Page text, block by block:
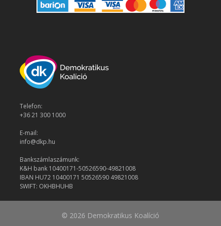
Telefon:
+36 21 300 1000
E-mail:
info@dkp.hu
Bankszámlaszámunk:
K&H bank 10400171-50526590-49821008
IBAN HU72 10400171 50526590 49821008
SWIFT: OKHBHUHB
© 2026 Demokratikus Koalíció